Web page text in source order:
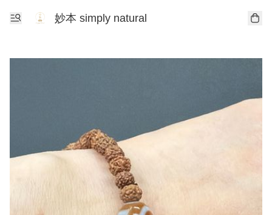
妙本 simply natural